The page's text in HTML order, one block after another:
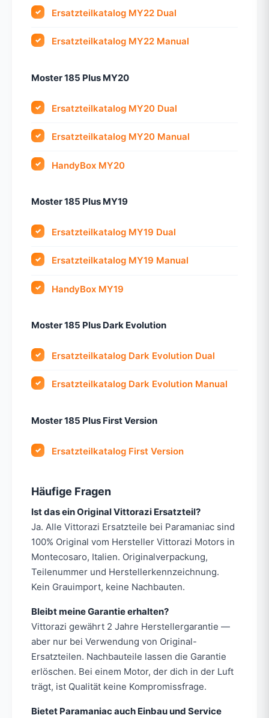
Ersatzteilkatalog MY22 Dual
Ersatzteilkatalog MY22 Manual
Moster 185 Plus MY20
Ersatzteilkatalog MY20 Dual
Ersatzteilkatalog MY20 Manual
HandyBox MY20
Moster 185 Plus MY19
Ersatzteilkatalog MY19 Dual
Ersatzteilkatalog MY19 Manual
HandyBox MY19
Moster 185 Plus Dark Evolution
Ersatzteilkatalog Dark Evolution Dual
Ersatzteilkatalog Dark Evolution Manual
Moster 185 Plus First Version
Ersatzteilkatalog First Version
Häufige Fragen
Ist das ein Original Vittorazi Ersatzteil?
Ja. Alle Vittorazi Ersatzteile bei Paramaniac sind
100% Original vom Hersteller Vittorazi Motors in
Montecosaro, Italien. Originalverpackung,
Teilenummer und Herstellerkennzeichnung.
Kein Grauimport, keine Nachbauten.
Bleibt meine Garantie erhalten?
Vittorazi gewährt 2 Jahre Herstellergarantie —
aber nur bei Verwendung von Original-
Ersatzteilen. Nachbauteile lassen die Garantie
erlöschen. Bei einem Motor, der dich in der Luft
trägt, ist Qualität keine Kompromissfrage.
Bietet Paramaniac auch Einbau und Service